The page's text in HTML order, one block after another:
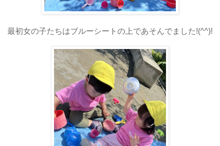
最初女の子たちはブルーシートの上であそんでました!(^^)!